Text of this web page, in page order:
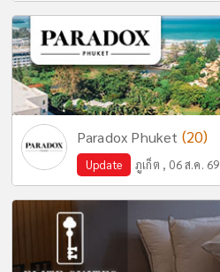
Paradox Phuket (20)
Update ภูเก็ต , 06 ส.ค. 69